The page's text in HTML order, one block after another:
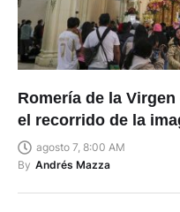
Romería de la
el recorrido de la
agosto 7, 8:00 AM
By Andrés Mazza